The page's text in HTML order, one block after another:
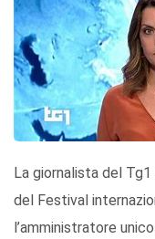
La giornalista del
del Festival
l’amministratore